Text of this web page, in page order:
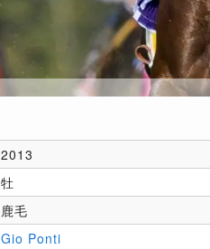
2013
牡
鹿毛
Gio Ponti